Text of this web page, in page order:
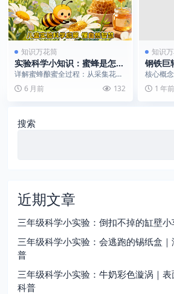
知识万花筒
实验科学小知识：蜜蜂是怎么
酿蜜的？
详解蜜蜂酿蜜全过程：从采集花
蜜、酶转化到蒸发脱水，揭示小小
昆虫的伟大生命科学工程...
6 月前 132
知识
钢铁巨
“浮力”
核心概
状对浮
(家长需1 年前
搜索
近期文章
三年级科学小实验：倒扣不掉的缸壁
三年级科学小实验：会逃跑的锡纸盒
普
三年级科学小实验：牛奶彩色漩涡｜
科普